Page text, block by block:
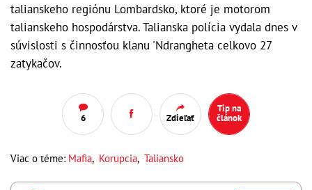
talianskeho regiónu Lombardsko, ktoré je motorom
talianskeho hospodárstva. Talianska polícia vydala dnes v
súvislosti s činnosťou klanu 'Ndrangheta celkovo 27
zatykačov.
6 Zdieľať
Tip na
článok
Viac o téme: Mafia, Korupcia, Taliansko